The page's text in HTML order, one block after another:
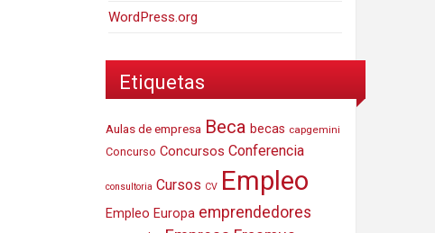
WordPress.org
Etiquetas
Aulas de empresa Beca becas capgemini
Concurso Concursos Conferencia
consultoria Cursos CV Empleo
Empleo Europa emprendedores